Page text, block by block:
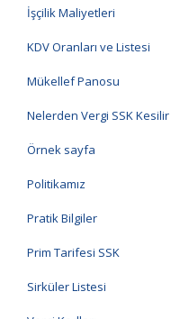
İşçilik Maliyetleri
KDV Oranları ve Listesi
Mükellef Panosu
Nelerden Vergi SSK Kesilir
Örnek sayfa
Politikamız
Pratik Bilgiler
Prim Tarifesi SSK
Sirküler Listesi